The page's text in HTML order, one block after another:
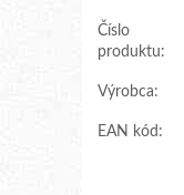
Číslo
produktu:
Výrobca:
EAN kód: